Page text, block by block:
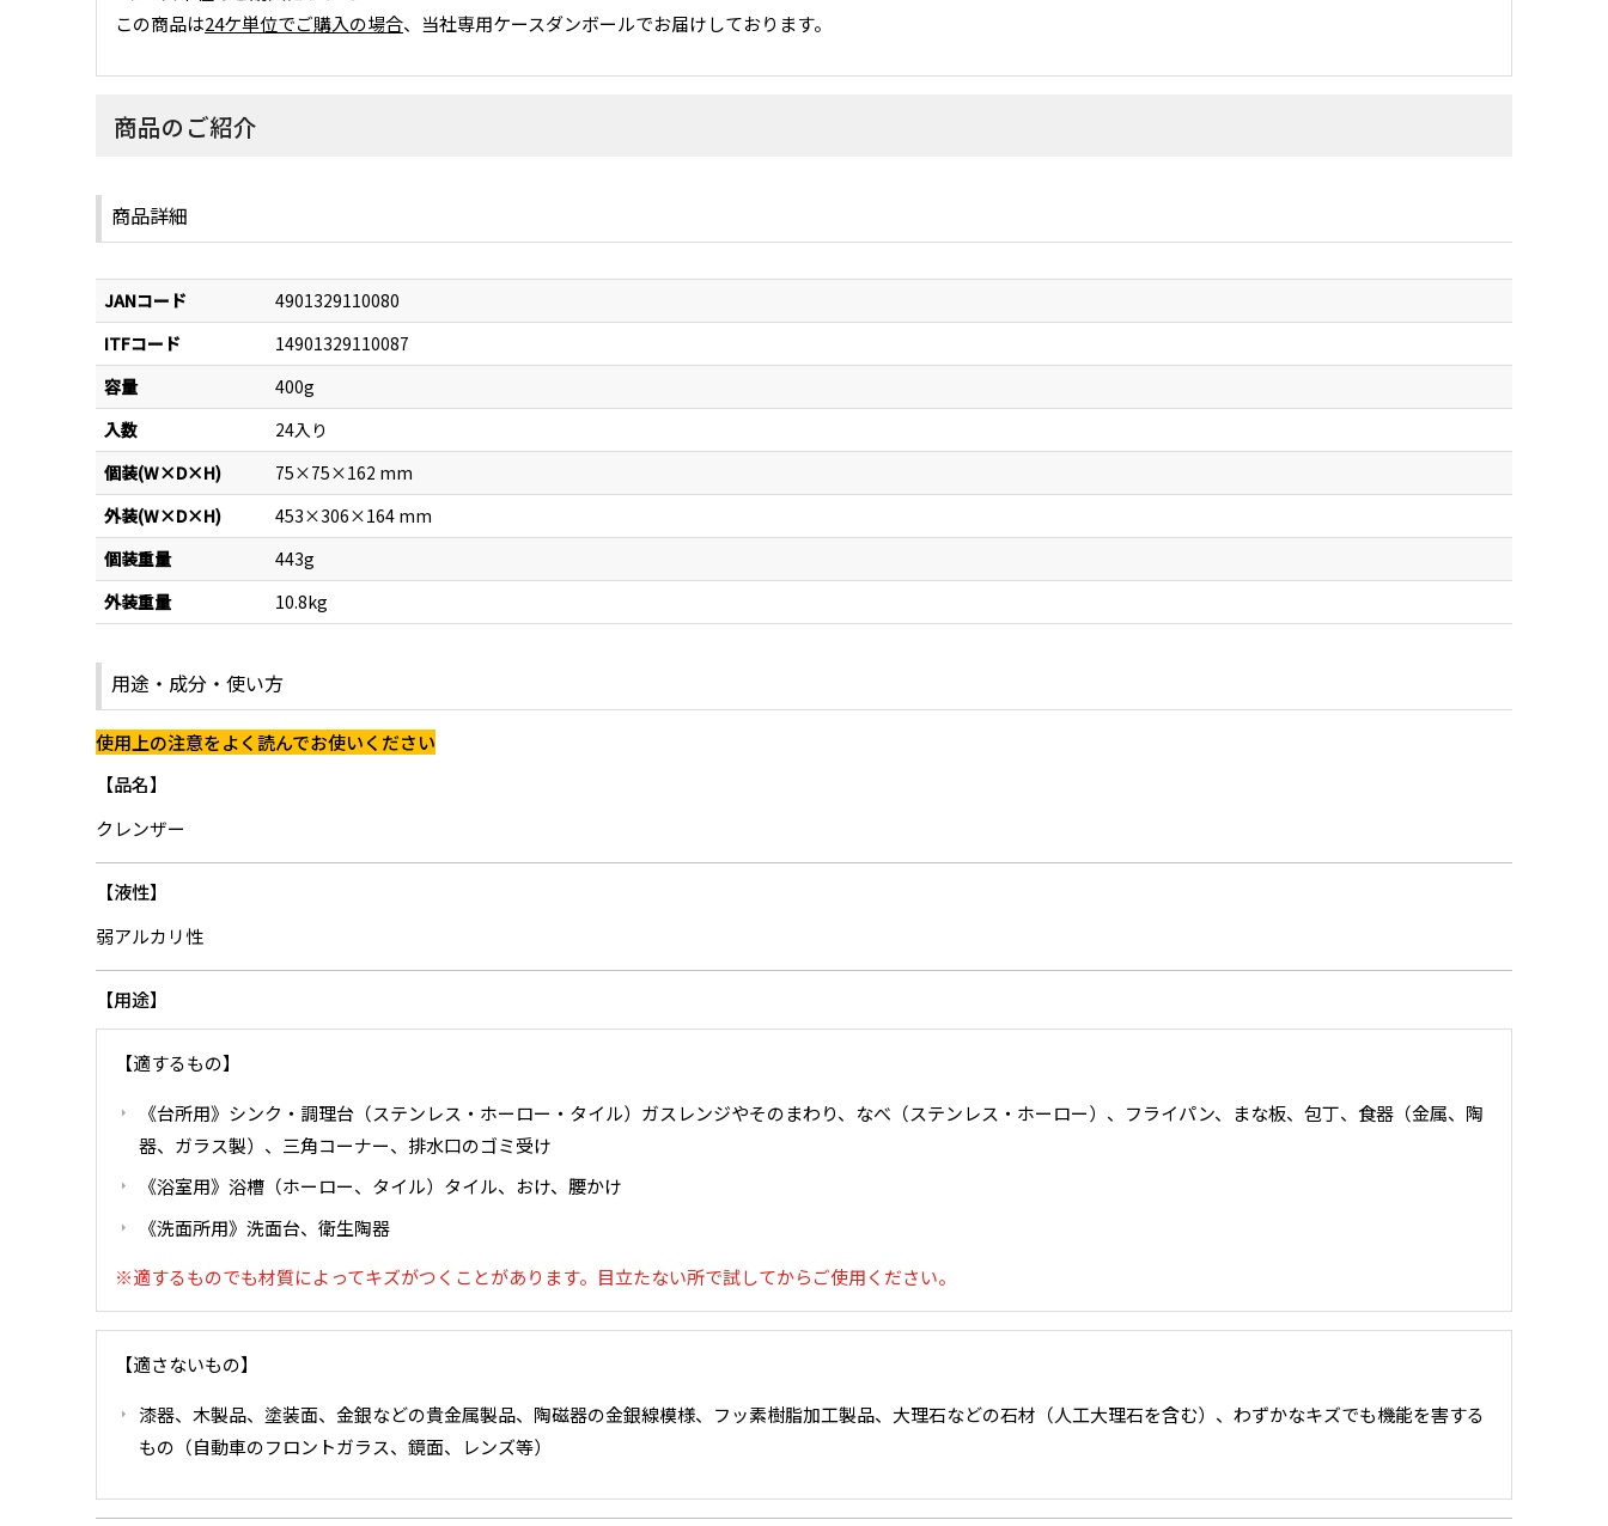
この商品は24ケ単位でご購入の場合、当社専用ケースダンボールでお届けしております。
商品のご紹介
商品詳細
JANコード
4901329110080
ITFコード
14901329110087
容量
400g
入数
24入り
個装(W×D×H)
75×75×162 mm
外装(W×D×H)
453×306×164 mm
個装重量
443g
外装重量
10.8kg
用途・成分・使い方
使用上の注意をよく読んでお使いください
品名
クレンザー
液性
弱アルカリ性
用途
【適するもの】
《台所用》シンク・調理台（ステンレス・ホーロー・タイル）ガスレンジやそのまわり、なべ（ステンレス・ホーロー）、フライパン、まな板、包丁、食器（金属、陶
器、ガラス製）、三角コーナー、排水口のゴミ受け
《浴室用》浴槽（ホーロー、タイル）タイル、おけ、腰かけ
《洗面所用》洗面台、衛生陶器
※適するものでも材質によってキズがつくことがあります。目立たない所で試してからご使用ください。
【適さないもの】
漆器、木製品、塗装面、金銀などの貴金属製品、陶磁器の金銀線模様、フッ素樹脂加工製品、大理石などの石材（人工大理石を含む）、わずかなキズでも機能を害する
もの（自動車のフロントガラス、鏡面、レンズ等）